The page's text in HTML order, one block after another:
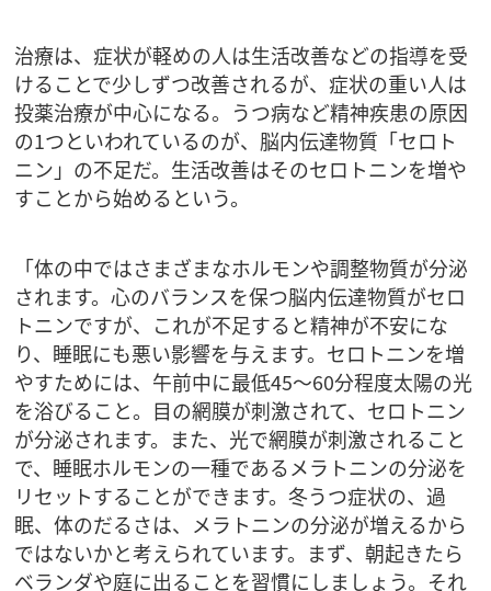
治療は、症状が軽めの人は生活改善などの指導を受
けることで少しずつ改善されるが、症状の重い人は
投薬治療が中心になる。うつ病など精神疾患の原因
の1つといわれているのが、脳内伝達物質「セロト
ニン」の不足だ。生活改善はそのセロトニンを増や
すことから始めるという。
「体の中ではさまざまなホルモンや調整物質が分泌
されます。心のバランスを保つ脳内伝達物質がセロ
トニンですが、これが不足すると精神が不安にな
り、睡眠にも悪い影響を与えます。セロトニンを増
やすためには、午前中に最低45～60分程度太陽の光
を浴びること。目の網膜が刺激されて、セロトニン
が分泌されます。また、光で網膜が刺激されること
で、睡眠ホルモンの一種であるメラトニンの分泌を
リセットすることができます。冬うつ症状の、過
眠、体のだるさは、メラトニンの分泌が増えるから
ではないかと考えられています。まず、朝起きたら
ベランダや庭に出ることを習慣にしましょう。それ